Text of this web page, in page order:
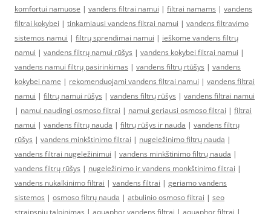
komfortui namuose | vandens filtrai namui | filtrai namams | vandens
filtrai kokybei | tinkamiausi vandens filtrai namui | vandens filtravimo
sistemos namui | filtrų sprendimai namui | ieškome vandens filtrų
namui | vandens filtrų namui rūšys | vandens kokybei filtrai namui |
vandens namui filtrų pasirinkimas | vandens filtrų rtūšys | vandens
kokybei name | rekomenduojami vandens filtrai namui | vandens filtrai
namui | filtrų namui rūšys | vandens filtrų rūšys | vandens filtrai namui
| namui naudingi osmoso filtrai | namui geriausi osmoso filtrai | filtrai
namui | vandens filtrų nauda | filtrų rūšys ir nauda | vandens filtrų
rūšys | vandens minkštinimo filtrai | nugeležinimo filtrų nauda |
vandens filtrai nugeležinimui | vandens minkštinimo filtrų nauda |
vandens filtrų rūšys | nugeležinimo ir vandens monkštinimo filtrai |
vandens nukalkinimo filtrai | vandens filtrai | geriamo vandens
sistemos | osmoso filtrų nauda | atbulinio osmoso filtrai | seo
straipsniu talpinimas | aquaphor vandens filtrai | aquaphor filtrai |